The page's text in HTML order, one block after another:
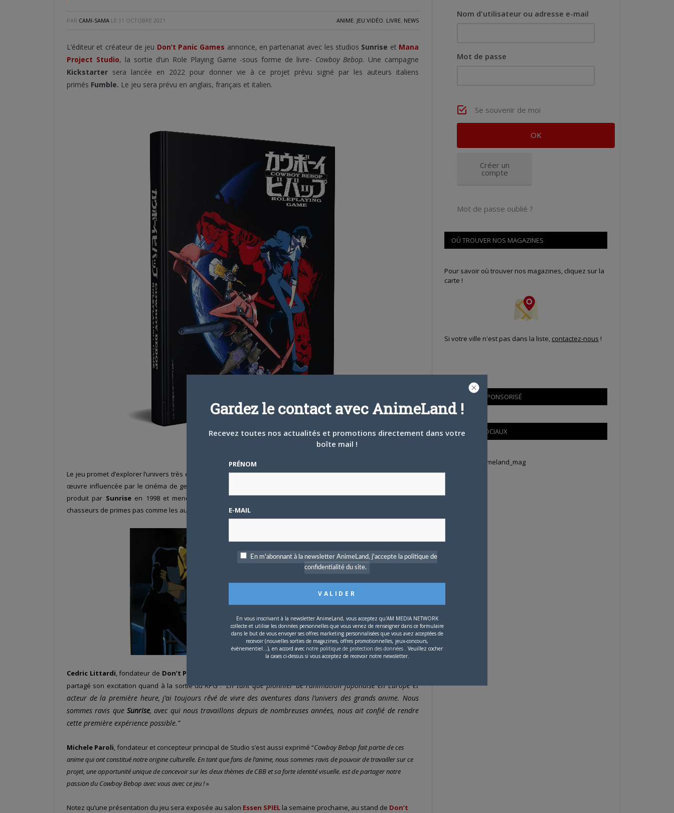
PAR CAMI-SAMA LE 11 OCTOBRE 2021 ANIME, JEU VIDÉO, LIVRE, NEWS
L’éditeur et créateur de jeu Don’t Panic Games annonce, en partenariat avec les studios Sunrise et Mana
Project Studio, la sortie d’un Role Playing Game -sous forme de livre- Cowboy Bebop. Une campagne
Kickstarter sera lancée en 2022 pour donner vie à ce projet prévu signé par les auteurs italiens
primés Fumble. Le jeu sera prévu en anglais, français et italien.
Le jeu promet d’explorer l’univers très étendu de cette série SF multifacettes afin de respecter la diversité de cette
œuvre influencée par le cinéma de genre. Un RPG d’aventure et d’action, dans la tradition de cet anime original,
produit par Sunriseen 1998 et mené par Shin’ichirô Watanabe, permettant de marcher sur les traces de
chasseurs de primes pas comme les autres.
Cedric Littardi, fondateur de Don’t Panic Games
partagé son excitation quand à la sortie du RPG : “En tant que pionnier de l’animation japonaise en Europe et
acteur de la première heure, j’ai toujours rêvé de vivre des aventures dans l’univers des grands anime. Nous
sommes ravis que Sunrise, avec qui nous travaillons depuis de nombreuses années, nous ait confié de rendre
cette première expérience possible.”
Michele Paroli, fondateur et concepteur principal de Studio s’est aussi exprimé “Cowboy Bebop fait partie de ces
anime qui ont constitué notre origine culturelle. En tant que fans de l’anime, nous sommes ravis de pouvoir de travailler sur ce
projet, une opportunité unique de concevoir sur les deux thèmes de CBB et sa forte identité visuelle. est de partager notre
passion du Cowboy Bebop avec vous avec ce jeu !»
Notez qu’une présentation du jeu sera exposée au salon Essen SPIEL la semaine prochaine, au stand de Don’t
Nom d'utilisateur ou adresse e-mail
Mot de passe
Se souvenir de moi
Créer un
compte
Mot de passe oublié ?
OÙ TROUVER NOS MAGAZINES
Pour savoir où trouver nos magazines, cliquez sur la
carte !
Si votre ville n'est pas dans la liste, contactez-nous !
CONTENU SPONSORISÉ
RÉSEAUX SOCIAUX
Tweets by Animeland_mag
Gardez le contact avec AnimeLand !
Recevez toutes nos actualités et promotions directement dans votre
boîte mail !
PRÉNOM
E-MAIL
En m'abonnant à la newsletter AnimeLand, j'accepte la politique de
confidentialité du site.
En vous inscrivant à la newsletter AnimeLand, vous acceptez qu'AM MEDIA NETWORK
collecte et utilise les données personnelles que vous venez de renseigner dans ce formulaire
dans le but de vous envoyer ses offres marketing personnalisées que vous avez acceptées de
recevoir (nouvelles sorties de magazines, offres promotionnelles, jeux-concours,
événementiel...), en accord avec notre politique de protection des données . Veuillez cocher
la cases ci-dessus si vous acceptez de recevoir notre newsletter.